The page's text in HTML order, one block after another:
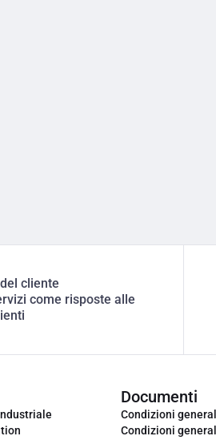
cliente
come risposte alle
Documenti
Condizioni
Condizioni